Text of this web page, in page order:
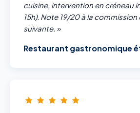
cuisine, intervention en créneau
15h). Note 19/20 à la
suivante. »
Restaurant gastronomique